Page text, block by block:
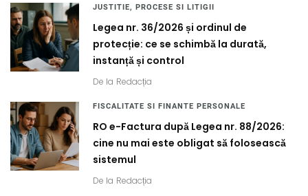
JUSTITIE, PROCESE SI LITIGII
Legea nr. 36/2026 și ordinul de
protecție: ce se schimbă la durată,
instanță și control
De la Redacția
FISCALITATE SI FINANTE PERSONALE
RO e-Factura după Legea nr. 88/2026:
cine nu mai este obligat să folosească
sistemul
De la Redacția